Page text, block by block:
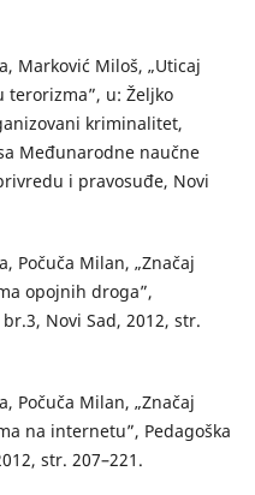
Marković Miloš, „Uticaj
terorizma”, u: Željko
kriminalitet,
Međunarodne naučne
i pravosuđe, Novi
Počuča Milan, „Značaj
opojnih droga”,
Novi Sad, 2012, str.
Počuča Milan, „Značaj
na internetu”, Pedagoška
str. 207–221.